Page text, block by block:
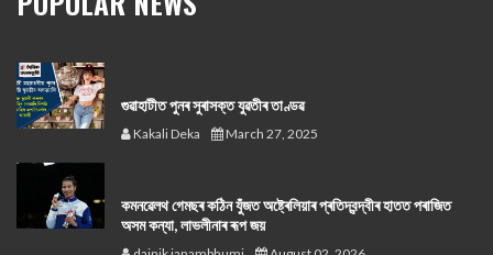
গুৱাহাটীত পুনৰ সুৰাসক্ত যুৱতীৰ তাণ্ডৱ
Kakali Deka March 27, 2025
কমনৱেলথ গেমছৰ কঠিন যুঁজত অষ্ট্ৰেলিয়াৰ প্ৰতিদ্বন্দ্বীৰ হাতত পৰাজিত
অসম কন্যা, লাভলীনাৰ ৰূপ জয়